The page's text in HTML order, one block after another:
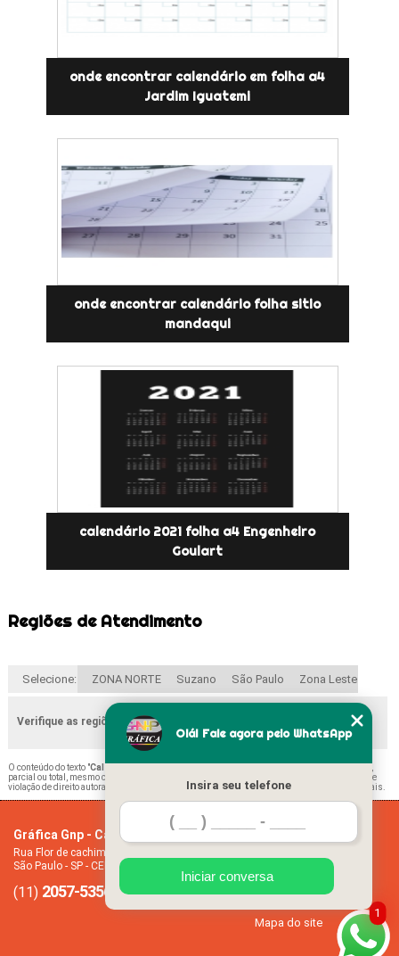
onde encontrar calendário em folha a4
Jardim Iguatemi
onde encontrar calendário folha sitio
mandaqui
calendário 2021 folha a4 Engenheiro
Goulart
Regiões de Atendimento
Selecione: ZONA NORTE Suzano São Paulo Zona Leste
Verifique as regiões que atendemos
O conteúdo do texto "Calendário Folha Vila Carrão
parcial ou total, mesmo citando nossos links, é proibida sem a autorização do autor. Crime de
violação de direito autoral – artigo 184 do Código Penal –Lei 9610/98 - Lei de direitos autorais
Gráfica Gnp - Cartão de visita
Rua Flor de cachimbo, 274 - Jardim Santana
São Paulo - SP - CEP: 08050-040
(11) 2057-5356 (11)94612-2445
Missão
Mapa do site
1
Olá! Fale agora pelo WhatsApp
Insira seu telefone
Iniciar conversa